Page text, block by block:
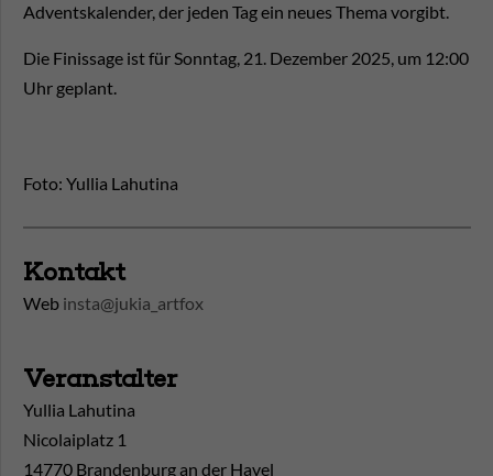
Adventskalender, der jeden Tag ein neues Thema vorgibt.
Die Finissage ist für Sonntag, 21. Dezember 2025, um 12:00
Uhr geplant.
Foto: Yullia Lahutina
Kontakt
Web insta@jukia_artfox
Veranstalter
Yullia Lahutina
Nicolaiplatz 1
14770 Brandenburg an der Havel